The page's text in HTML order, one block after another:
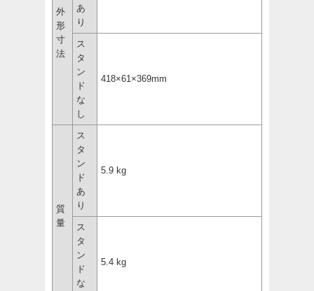
外
形
寸
法
あ
り
ス
タ
ン
ド
な
し
418×61×369mm
質
量
ス
タ
ン
ド
あ
り
5.9 kg
ス
タ
ン
ド
な
5.4 kg